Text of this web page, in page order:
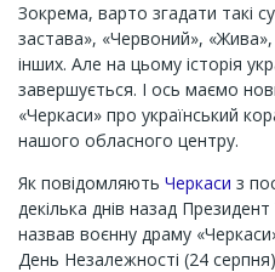
Зокрема, варто згадати такі
застава», «Червоний»,
інших. Але на цьому історія
завершується. І ось маємо
«Черкаси» про український
нашого обласного центру.
Як повідомляють Черкаси з
декілька днів назад
назвав воєнну драму
День Незалежності (24